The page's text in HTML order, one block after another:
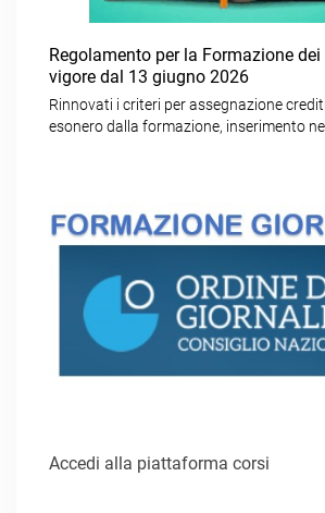
Regolamento per la Formazione
vigore dal 13 giugno 2026
Rinnovati i criteri per assegnazione
esonero dalla formazione, inserimento
Accedi alla piattaforma corsi